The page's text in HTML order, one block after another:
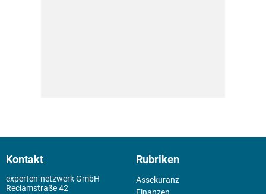
Kontakt
experten-netzwerk GmbH
Reclamstraße 42
Rubriken
Assekuranz
Finanzen